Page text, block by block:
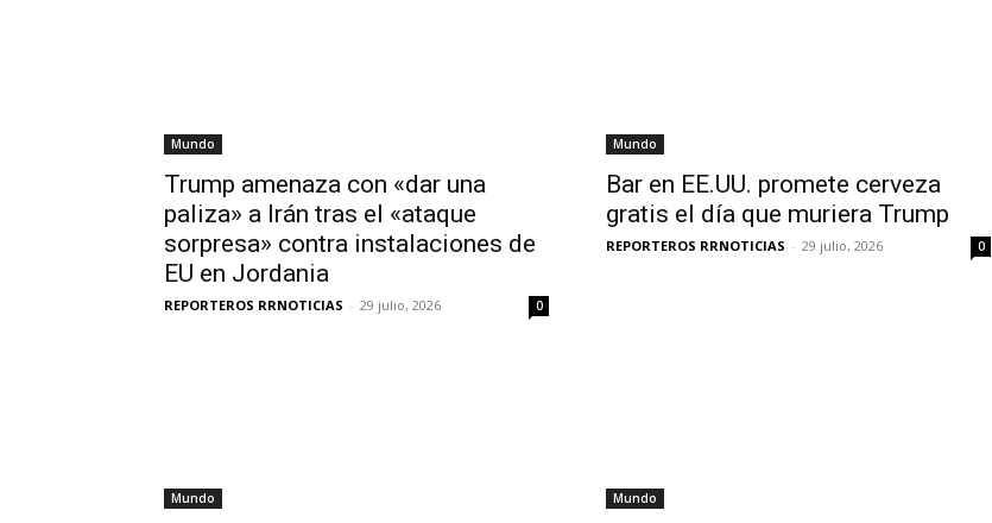
Mundo
Trump amenaza con «dar una
paliza» a Irán tras el «ataque
sorpresa» contra instalaciones de
EU en Jordania
REPORTEROS RRNOTICIAS - 29 julio, 2026 0
Mundo
Bar en EE.UU. promete cerveza
gratis el día que muriera Trump
REPORTEROS RRNOTICIAS - 29 julio, 2026 0
Mundo Mundo